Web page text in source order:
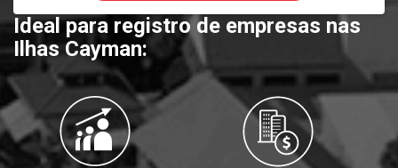
Ideal para registro de empresas nas
Ilhas Cayman: